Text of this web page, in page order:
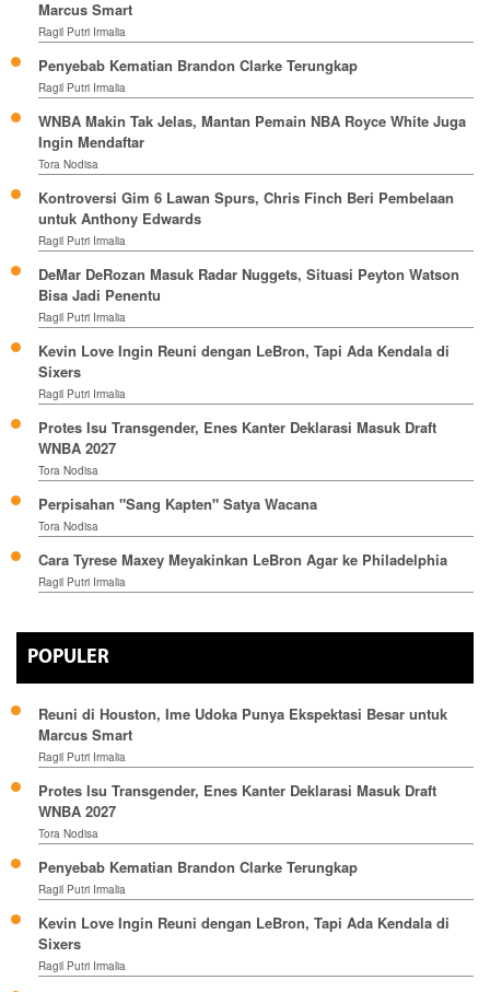
Marcus Smart
Ragil Putri Irmalia
Penyebab Kematian Brandon Clarke Terungkap
Ragil Putri Irmalia
WNBA Makin Tak Jelas, Mantan Pemain NBA Royce White Juga
Ingin Mendaftar
Tora Nodisa
Kontroversi Gim 6 Lawan Spurs, Chris Finch Beri Pembelaan
untuk Anthony Edwards
Ragil Putri Irmalia
DeMar DeRozan Masuk Radar Nuggets, Situasi Peyton Watson
Bisa Jadi Penentu
Ragil Putri Irmalia
Kevin Love Ingin Reuni dengan LeBron, Tapi Ada Kendala di
Sixers
Ragil Putri Irmalia
Protes Isu Transgender, Enes Kanter Deklarasi Masuk Draft
WNBA 2027
Tora Nodisa
Perpisahan "Sang Kapten" Satya Wacana
Tora Nodisa
Cara Tyrese Maxey Meyakinkan LeBron Agar ke Philadelphia
Ragil Putri Irmalia
POPULER
Reuni di Houston, Ime Udoka Punya Ekspektasi Besar untuk
Marcus Smart
Ragil Putri Irmalia
Protes Isu Transgender, Enes Kanter Deklarasi Masuk Draft
WNBA 2027
Tora Nodisa
Penyebab Kematian Brandon Clarke Terungkap
Ragil Putri Irmalia
Kevin Love Ingin Reuni dengan LeBron, Tapi Ada Kendala di
Sixers
Ragil Putri Irmalia